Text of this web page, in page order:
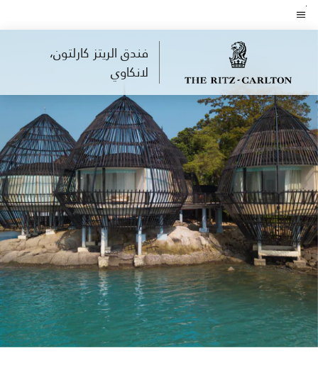
Skip
toنص القائمة
فندق الريتز كارلتون،
لانكاوي